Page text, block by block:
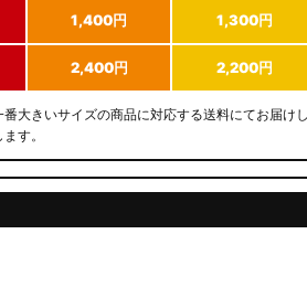
1,400円 1,300円
2,400円 2,200円
大きいサイズの商品に対応する送料にてお届けし
す。